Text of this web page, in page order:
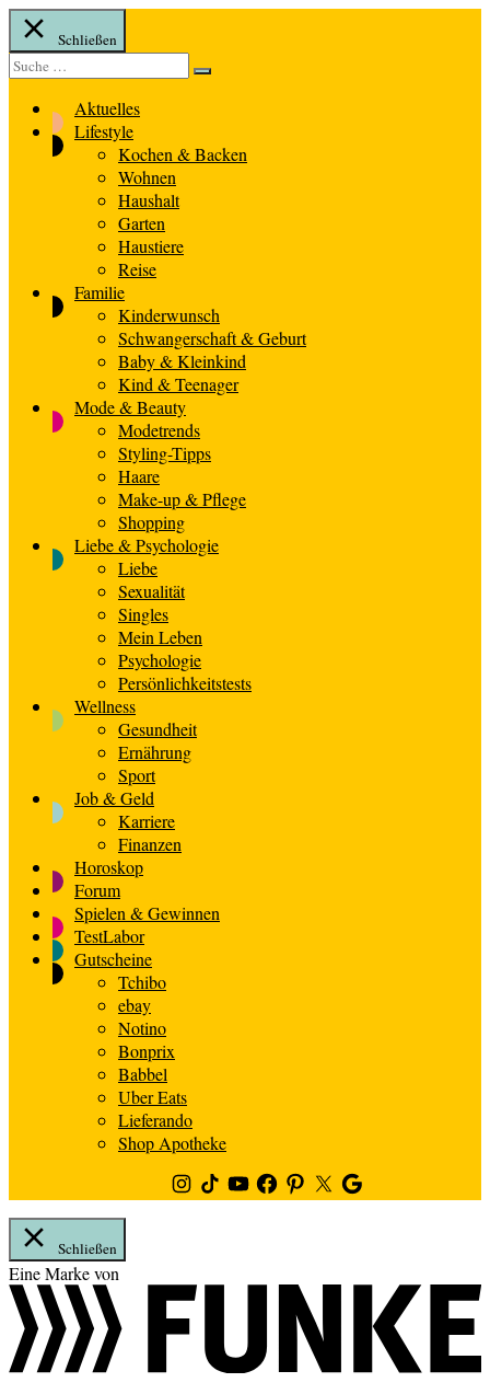
Schließen
Suche
nach:
Suche
Aktuelles
Lifestyle
Kochen & Backen
Wohnen
Haushalt
Garten
Haustiere
Reise
Familie
Kinderwunsch
Schwangerschaft & Geburt
Baby & Kleinkind
Kind & Teenager
Mode & Beauty
Modetrends
Styling-Tipps
Haare
Make-up & Pflege
Shopping
Liebe & Psychologie
Liebe
Sexualität
Singles
Mein Leben
Psychologie
Persönlichkeitstests
Wellness
Gesundheit
Ernährung
Sport
Job & Geld
Karriere
Finanzen
Horoskop
Forum
Spielen & Gewinnen
TestLabor
Gutscheine
Tchibo
ebay
Notino
Bonprix
Babbel
Uber Eats
Lieferando
Shop Apotheke
Instagram
TikTokYoutubeFacebook
PinterestTwitterGoogle
News
Schließen
Zum
Inhalt
springen
Eine Marke von